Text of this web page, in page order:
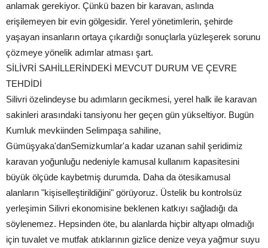
anlamak gerekiyor. Çünkü bazen bir karavan, aslında
erişilemeyen bir evin gölgesidir. Yerel yönetimlerin, şehirde
yaşayan insanların ortaya çıkardığı sonuçlarla yüzleşerek sorunu
çözmeye yönelik adımlar atması şart.
SİLİVRİ SAHİLLERİNDEKİ MEVCUT DURUM VE ÇEVRE
TEHDİDİ
Silivri özelindeyse bu adımların gecikmesi, yerel halk ile karavan
sakinleri arasındaki tansiyonu her geçen gün yükseltiyor. Bugün
Kumluk mevkiinden Selimpaşa sahiline,
Gümüşyaka'danSemizkumlar'a kadar uzanan sahil şeridimiz
karavan yoğunluğu nedeniyle kamusal kullanım kapasitesini
büyük ölçüde kaybetmiş durumda. Daha da ötesikamusal
alanların "kişiselleştirildiğini" görüyoruz. Üstelik bu kontrolsüz
yerleşimin Silivri ekonomisine beklenen katkıyı sağladığı da
söylenemez. Hepsinden öte, bu alanlarda hiçbir altyapı olmadığı
için tuvalet ve mutfak atıklarının gizlice denize veya yağmur suyu